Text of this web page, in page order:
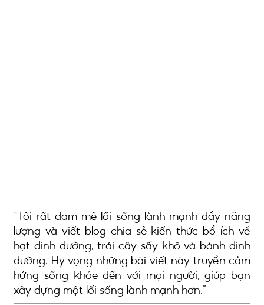
Tôi rất đam mê lối sống lành mạnh đầy năng
lượng và viết blog chia sẻ kiến thức bổ ích về
hạt dinh dưỡng, trái cây sấy khô và bánh dinh
dưỡng. Hy vọng những bài viết này truyền cảm
hứng sống khỏe đến với mọi người, giúp bạn
xây dựng một lối sống lành mạnh hơn.